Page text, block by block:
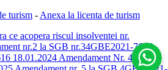
turism - Anexa la licenta de turism
ce acopera riscul insolventei nr.
nr.2 la SGB nr.34GBE2021-7616
18.01.2024 Amendament Nr. 4 -